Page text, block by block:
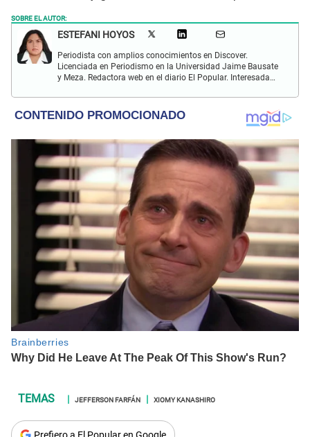
SOBRE EL AUTOR:
ESTEFANI HOYOS
Periodista con amplios conocimientos en Discover.
Licenciada en Periodismo en la Universidad Jaime Bausate
y Meza. Redactora web en el diario El Popular. Interesada
internacional; tendencias, películas y series.
JEFFERSON FARFÁN XIOMY KANASHIRO